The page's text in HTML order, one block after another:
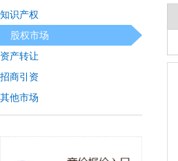
知识产权
股权市场
资产转让
招商引资
其他市场